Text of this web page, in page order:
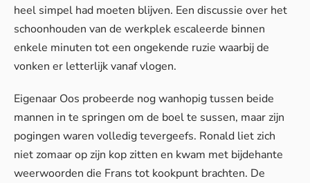
heel simpel had moeten blijven. Een discussie over het
schoonhouden van de werkplek escaleerde binnen
enkele minuten tot een ongekende ruzie waarbij de
vonken er letterlijk vanaf vlogen.
Eigenaar Oos probeerde nog wanhopig tussen beide
mannen in te springen om de boel te sussen, maar zijn
pogingen waren volledig tevergeefs. Ronald liet zich
niet zomaar op zijn kop zitten en kwam met bijdehante
weerwoorden die Frans tot kookpunt brachten. De